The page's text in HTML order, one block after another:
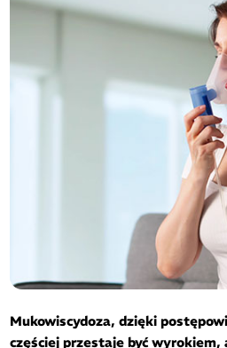
Mukowiscydoza, dzięki
częściej przestaje być wyrokiem,